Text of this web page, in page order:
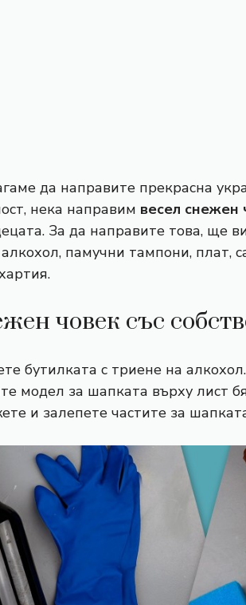
да направите прекрасна
нека направим весел снежен
За да направите това, ще
памучни тампони, плат,
човек със
бутилката с триене на
модел за шапката върху лист
и залепете частите за